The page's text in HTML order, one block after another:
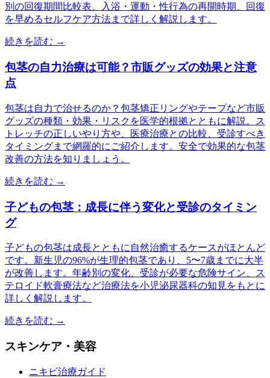
別の回復期間比較表、入浴・運動・性行為の再開時期、回復
を早めるセルフケア方法まで詳しく解説します。
続きを読む →
包茎の自力治療は可能？市販グッズの効果と注意
点
包茎は自力で治せるのか？包茎矯正リングやテープなど市販
グッズの種類・効果・リスクを医学的根拠とともに解説。ス
トレッチの正しいやり方や、医療治療との比較、受診すべき
タイミングまで網羅的にご紹介します。安全で効果的な包茎
改善の方法を知りましょう。
続きを読む →
子どもの包茎：成長に伴う変化と受診のタイミン
グ
子どもの包茎は成長とともに自然治癒するケースがほとんど
です。新生児の96%が生理的包茎であり、5〜7歳までに大半
が改善します。年齢別の変化、受診が必要な危険サイン、ス
テロイド軟膏療法など治療法を小児泌尿器科の知見をもとに
詳しく解説します。
続きを読む →
スキンケア・美容
ニキビ治療ガイド